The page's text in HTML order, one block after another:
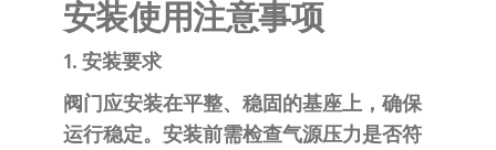
安装使用注意事项
1. 安装要求
阀门应安装在平整、稳固的基座上，确保
运行稳定。安装前需检查气源压力是否符